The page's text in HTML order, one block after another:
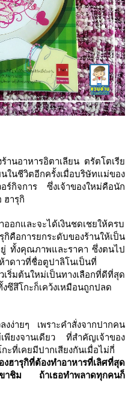
านอาหารอิตาเลียน ตรัตโตเรี
ในชีวิตอีกครั้งเมื่อบริษัทแม่ของ
อร์กิจการ ซึ่งเจ้าของใหม่คือนัก
ฮารุกิ
อกและจะได้เงินชดเชยให้ครบ
อการยกระดับของร้านให้เป็น
ยู่ ทั้งคุณภาพและราคา ซึ่งตนไป
าดาวที่ชื่อตูปาลิโนเป็นที่
ริ่มต้นใหม่เป็นทางเลือกที่ดีที่สุด
สึโกะก็เคว้งเหมือนถูกปลด
ง่ายๆ เพราะคำสั่งจากปากคน
พียงจานเดียว ที่สำคัญเจ้าของ
ะที่เคยมีปากเสียงกันเมื่อไม่กี่
ฮารุกิที่ต้องทำอาหารที่เลิศที่สุด
าชิม ถ้าเธอทำพลาดทุกคนก็